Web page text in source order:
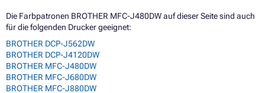
Die Farbpatronen BROTHER MFC-J480DW auf dieser Seite sind auch
für die folgenden Drucker geeignet:
BROTHER DCP-J562DW
BROTHER DCP-J4120DW
BROTHER MFC-J480DW
BROTHER MFC-J680DW
BROTHER MFC-J880DW